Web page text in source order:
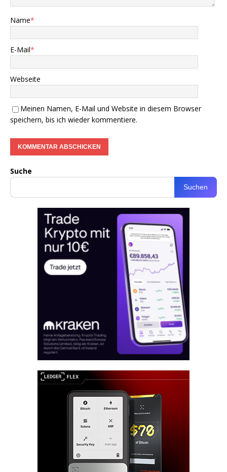
Name*
E-Mail*
Webseite
Meinen Namen, E-Mail und Website in diesem Browser
speichern, bis ich wieder kommentiere.
Suche
Suchen